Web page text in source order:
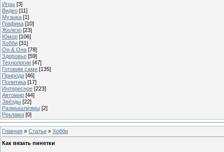
Игры [3]
Видео [11]
Музыка [1]
Графика [10]
Железо [23]
Юмор [106]
Хобби [31]
Он & Она [78]
Здоровье [59]
Технологии [47]
Готовим сами [135]
Природа [46]
Политика [17]
Интересное [223]
Автомир [44]
Звёзды [22]
Размышлизмы [2]
Реклама [0]
Главная » Статьи » Хобби
Как вязать пинетки